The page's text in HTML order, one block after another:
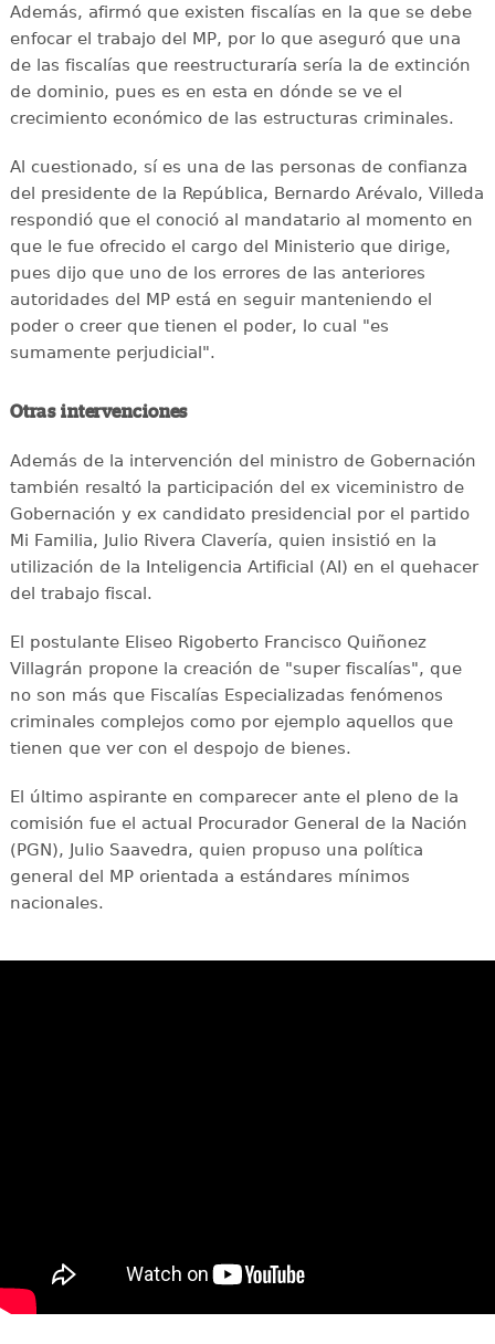
Además, afirmó que existen fiscalías en la que se debe
enfocar el trabajo del MP, por lo que aseguró que una
de las fiscalías que reestructuraría sería la de extinción
de dominio, pues es en esta en dónde se ve el
crecimiento económico de las estructuras criminales.
Al cuestionado, sí es una de las personas de confianza
del presidente de la República, Bernardo Arévalo, Villeda
respondió que el conoció al mandatario al momento en
que le fue ofrecido el cargo del Ministerio que dirige,
pues dijo que uno de los errores de las anteriores
autoridades del MP está en seguir manteniendo el
poder o creer que tienen el poder, lo cual "es
sumamente perjudicial".
Otras intervenciones
Además de la intervención del ministro de Gobernación
también resaltó la participación del ex viceministro de
Gobernación y ex candidato presidencial por el partido
Mi Familia, Julio Rivera Clavería, quien insistió en la
utilización de la Inteligencia Artificial (AI) en el quehacer
del trabajo fiscal.
El postulante Eliseo Rigoberto Francisco Quiñonez
Villagrán propone la creación de "super fiscalías", que
no son más que Fiscalías Especializadas fenómenos
criminales complejos como por ejemplo aquellos que
tienen que ver con el despojo de bienes.
El último aspirante en comparecer ante el pleno de la
comisión fue el actual Procurador General de la Nación
(PGN), Julio Saavedra, quien propuso una política
general del MP orientada a estándares mínimos
nacionales.